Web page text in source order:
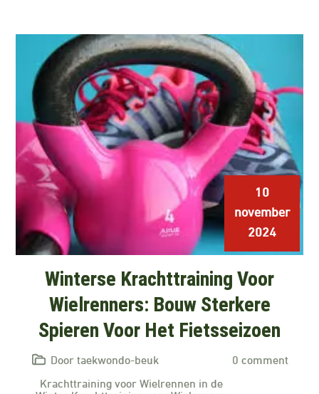
10
november
2024
Winterse Krachttraining Voor
Wielrenners: Bouw Sterkere
Spieren Voor Het Fietsseizoen
Door taekwondo-beuk
0 comment
Krachttraining voor Wielrennen in de